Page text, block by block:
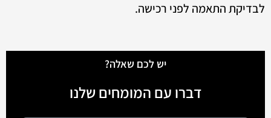
לבדיקת התאמה לפני רכישה.
יש לכם שאלה?
דברו עם המומחים שלנו